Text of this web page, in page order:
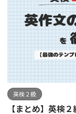
英検２級
【まとめ】英検